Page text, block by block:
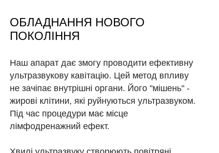
ОБЛАДНАННЯ НОВОГО
ПОКОЛІННЯ
Наш апарат дає змогу проводити ефективну
ультразвукову кавітацію. Цей метод впливу
не зачіпає внутрішні органи. Його "мішень" -
жирові клітини, які руйнуються ультразвуком.
Під час процедури має місце
лімфодренажний ефект.